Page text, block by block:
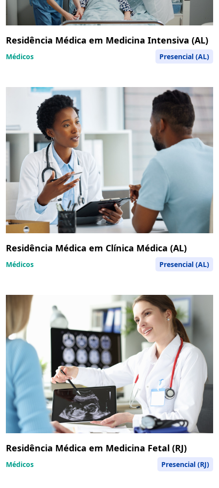
Residência Médica em Medicina Intensiva (AL)
Médicos Presencial (AL)
Residência Médica em Clínica Médica (AL)
Médicos Presencial (AL)
Residência Médica em Medicina Fetal (RJ)
Médicos Presencial (RJ)